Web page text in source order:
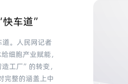
车道”
。人民网记者
细胞产业赋能，
工厂”的转变，
完整的涵盖上中